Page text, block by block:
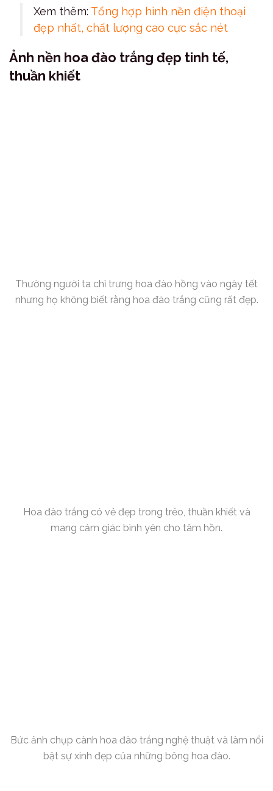
Xem thêm: Tổng hợp hình nền điện thoại
đẹp nhất, chất lượng cao cực sắc nét
Ảnh nền hoa đào trắng đẹp tinh tế,
thuần khiết
Thường người ta chỉ trưng hoa đào hồng vào ngày tết
nhưng họ không biết rằng hoa đào trắng cũng rất đẹp.
Hoa đào trắng có vẻ đẹp trong trẻo, thuần khiết và
mang cảm giác bình yên cho tâm hồn.
Bức ảnh chụp cành hoa đào trắng nghệ thuật và làm nổi
bật sự xinh đẹp của những bông hoa đào.